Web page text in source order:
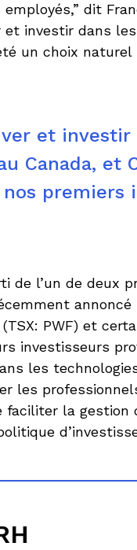
dit
investir dans
un choix
et investir
Canada, et
premiers
de l’un de deux
PWF) et
investisseurs
les
les
la gestion